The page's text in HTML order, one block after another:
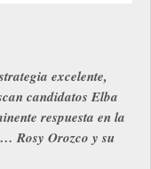
excelente,
candidatos Elba
respuesta en la
Rosy Orozco y su